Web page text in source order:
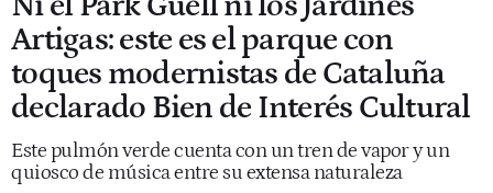
Artigas: este es el parque con
toques modernistas de Cataluña
declarado Bien de Interés Cultural
Este pulmón verde cuenta con un tren de vapor y un
quiosco de música entre su extensa naturaleza